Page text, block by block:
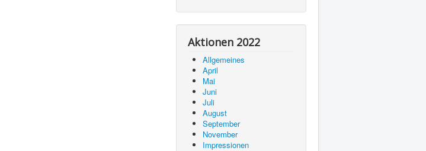
Aktionen 2022
Allgemeines
April
Mai
Juni
Juli
August
September
November
Impressionen